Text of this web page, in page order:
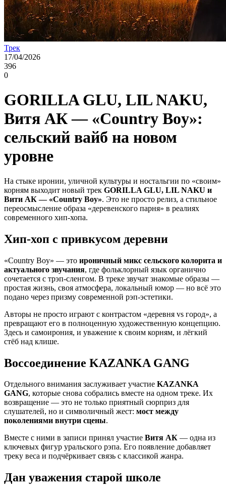
Трек
17/04/2026
396
0
GORILLA GLU, LIL NAKU,
Витя АК — «Country Boy»:
сельский вайб на новом
уровне
На стыке иронии, уличной культуры и ностальгии по «своим»
корням выходит новый трек GORILLA GLU, LIL NAKU и
Вити АК — «Country Boy». Это не просто релиз, а стильное
переосмысление образа «деревенского парня» в реалиях
современного хип-хопа.
Хип-хоп с привкусом деревни
«Country Boy» — это ироничный микс сельского колорита и
актуального звучания, где фольклорный язык органично
сочетается с трэп-сленгом. В треке звучат знакомые образы —
простая жизнь, своя атмосфера, локальный юмор — но всё это
подано через призму современной рэп-эстетики.
Авторы не просто играют с контрастом «деревня vs город», а
превращают его в полноценную художественную концепцию.
Здесь и самоирония, и уважение к своим корням, и лёгкий
стёб над клише.
Воссоединение KAZANKA GANG
Отдельного внимания заслуживает участие KAZANKA
GANG, которые снова собрались вместе на одном треке. Их
возвращение — это не только приятный сюрприз для
слушателей, но и символичный жест: мост между
поколениями внутри сцены.
Вместе с ними в записи принял участие Витя АК — одна из
ключевых фигур уральского рэпа. Его появление добавляет
треку веса и подчёркивает связь с классикой жанра.
Дан уважения старой школе